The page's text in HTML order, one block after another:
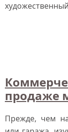
продаже
Прежде, чем